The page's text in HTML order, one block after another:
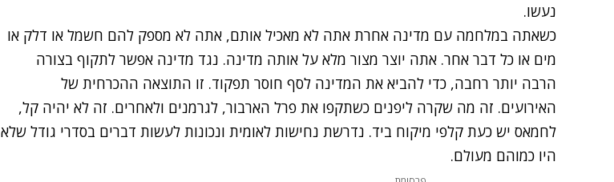
נעשו.
כשאתה במלחמה עם מדינה אחרת אתה לא מאכיל אותם, אתה לא מספק להם חשמל או דלק או
מים או כל דבר אחר. אתה יוצר מצור מלא על אותה מדינה. נגד מדינה אפשר לתקוף בצורה
הרבה יותר רחבה, כדי להביא את המדינה לסף חוסר תפקוד. זו התוצאה ההכרחית של
האירועים. זה מה שקרה ליפנים כשתקפו את פרל הארבור, לגרמנים ולאחרים. זה לא יהיה קל,
לחמאס יש כעת קלפי מיקוח ביד. נדרשת נחישות לאומית ונכונות לעשות דברים בסדרי גודל שלא
היו כמוהם מעולם.